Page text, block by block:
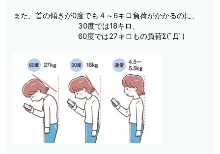
また、首の傾きが0度でも４～6キロ負荷がかかるのに、
30度では18キロ、
60度では27キロもの負荷Σ(ﾟДﾟ)